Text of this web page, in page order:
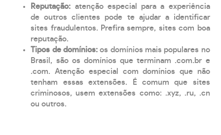
Reputação: atenção especial para a experiência
de outros clientes pode te ajudar a identificar
sites fraudulentos. Prefira sempre, sites com boa
reputação.
Tipos de domínios:os domínios mais populares no
Brasil, são os domínios que terminam .com.br e
.com. Atenção especial com domínios que não
tenham essas extensões. É comum que sites
criminosos, usem extensões como: .xyz, .ru, .cn
ou outros.